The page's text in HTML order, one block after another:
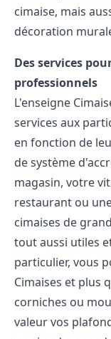
cimaise, mais
décoration
Des services
professionnels
L'enseigne
services aux
en fonction de
de système
magasin, votre
restaurant ou
cimaises de
tout aussi utiles
particulier, vous
Cimaises et plus
corniches ou
valeur vos